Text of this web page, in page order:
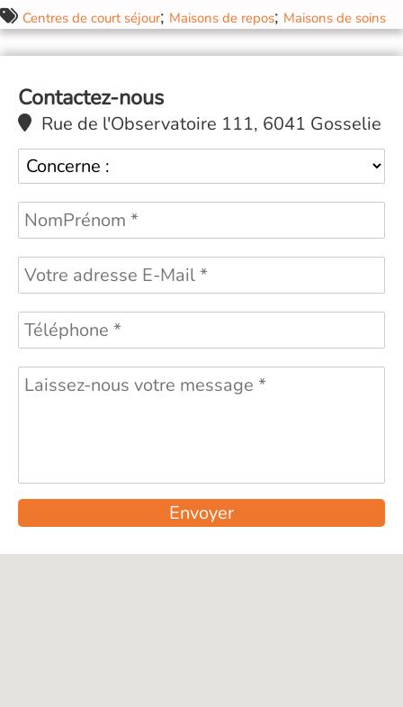
Centres de court séjour; Maisons de repos; Maisons de soins
Contactez-nous
Rue de l'Observatoire 111, 6041 Gosselie
Envoyer